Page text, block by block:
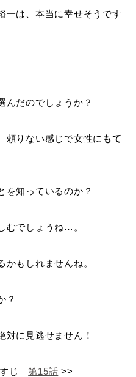
一は、本当に幸せそうです
んだのでしょうか？
頼りない感じで女性に もて
を知っているのか？
むでしょうね…。
かもしれませんね。
？
対に見逃せません！
じ第15話 >>